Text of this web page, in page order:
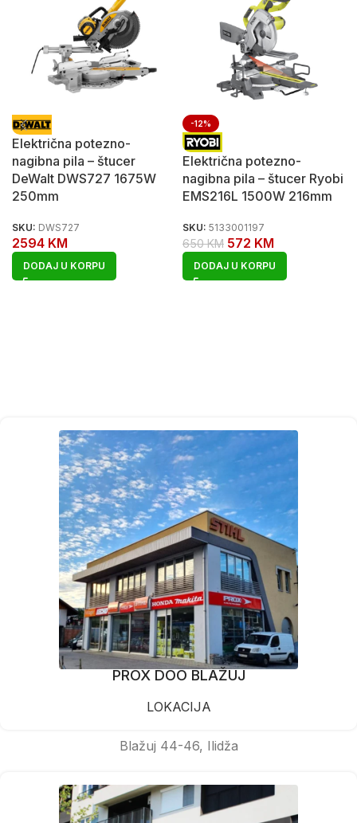
Električna potezno-
nagibna pila – štucer
DeWalt DWS727 1675W
250mm
SKU: DWS727
2594 KM
DODAJ U KORPU
-12%
Električna potezno-
nagibna pila – štucer Ryobi
EMS216L 1500W 216mm
SKU: 5133001197
650KM 572 KM
DODAJ U KORPU
PROX DOO BLAŽUJ
LOKACIJA
Blažuj 44-46, Ilidža